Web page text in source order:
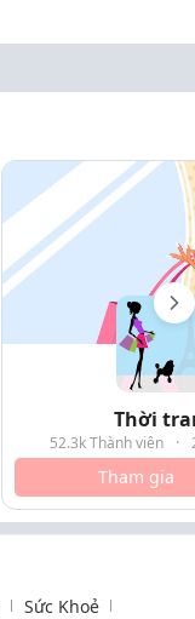
Thời
52.3k Thành viên ·
Tham gia
Sức Khoẻ